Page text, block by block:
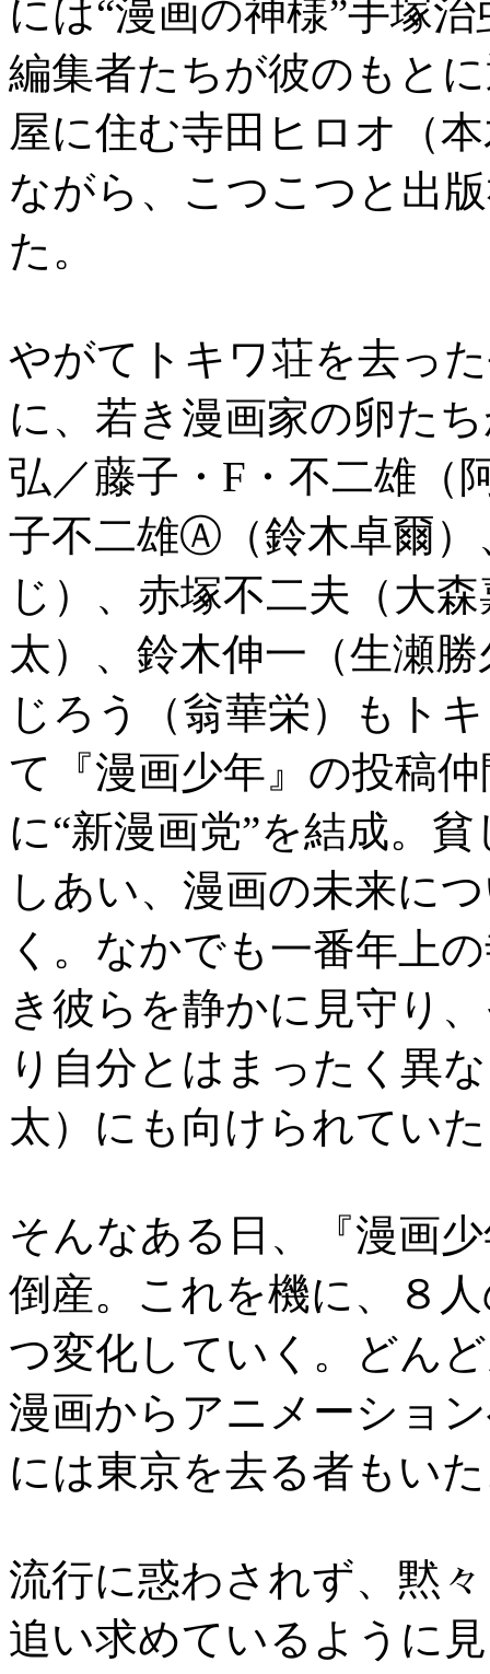
には“漫画の神様”手塚
編集者たちが彼のもと
屋に住む寺田ヒロオ（
ながら、こつこつと出
た。
やがてトキワ荘を去っ
に、若き漫画家の卵た
弘／藤子・F・不二雄（
子不二雄Ⓐ（鈴木卓爾
じ）、赤塚不二夫（大
太）、鈴木伸一（生瀬
じろう（翁華栄）もト
て『漫画少年』の投稿
に“新漫画党”を結成。
しあい、漫画の未来に
く。なかでも一番年上
き彼らを静かに見守り
り自分とはまったく異
太）にも向けられてい
そんなある日、『漫画
倒産。これを機に、８
つ変化していく。どん
漫画からアニメーショ
には東京を去る者もい
流行に惑わされず、黙
追い求めているように